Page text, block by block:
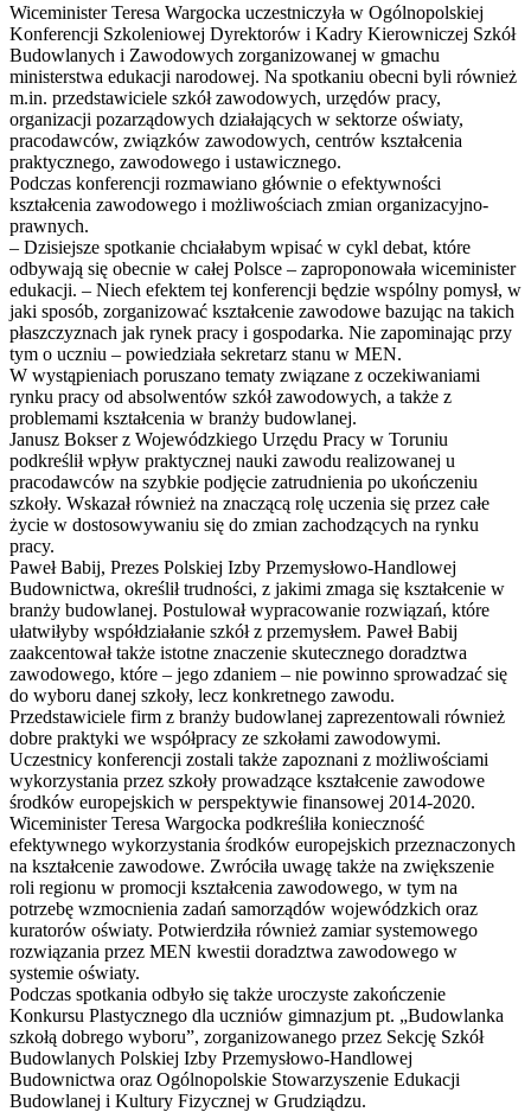
Wiceminister Teresa Wargocka uczestniczyła w Ogólnopolskiej
Konferencji Szkoleniowej Dyrektorów i Kadry Kierowniczej Szkół
Budowlanych i Zawodowych zorganizowanej w gmachu
ministerstwa edukacji narodowej. Na spotkaniu obecni byli również
m.in. przedstawiciele szkół zawodowych, urzędów pracy,
organizacji pozarządowych działających w sektorze oświaty,
pracodawców, związków zawodowych, centrów kształcenia
praktycznego, zawodowego i ustawicznego.
Podczas konferencji rozmawiano głównie o efektywności
kształcenia zawodowego i możliwościach zmian organizacyjno-
prawnych.
– Dzisiejsze spotkanie chciałabym wpisać w cykl debat, które
odbywają się obecnie w całej Polsce – zaproponowała wiceminister
edukacji. – Niech efektem tej konferencji będzie wspólny pomysł, w
jaki sposób, zorganizować kształcenie zawodowe bazując na takich
płaszczyznach jak rynek pracy i gospodarka. Nie zapominając przy
tym o uczniu – powiedziała sekretarz stanu w MEN.
W wystąpieniach poruszano tematy związane z oczekiwaniami
rynku pracy od absolwentów szkół zawodowych, a także z
problemami kształcenia w branży budowlanej.
Janusz Bokser z Wojewódzkiego Urzędu Pracy w Toruniu
podkreślił wpływ praktycznej nauki zawodu realizowanej u
pracodawców na szybkie podjęcie zatrudnienia po ukończeniu
szkoły. Wskazał również na znaczącą rolę uczenia się przez całe
życie w dostosowywaniu się do zmian zachodzących na rynku
pracy.
Paweł Babij, Prezes Polskiej Izby Przemysłowo-Handlowej
Budownictwa, określił trudności, z jakimi zmaga się kształcenie w
branży budowlanej. Postulował wypracowanie rozwiązań, które
ułatwiłyby współdziałanie szkół z przemysłem. Paweł Babij
zaakcentował także istotne znaczenie skutecznego doradztwa
zawodowego, które – jego zdaniem – nie powinno sprowadzać się
do wyboru danej szkoły, lecz konkretnego zawodu.
Przedstawiciele firm z branży budowlanej zaprezentowali również
dobre praktyki we współpracy ze szkołami zawodowymi.
Uczestnicy konferencji zostali także zapoznani z możliwościami
wykorzystania przez szkoły prowadzące kształcenie zawodowe
środków europejskich w perspektywie finansowej 2014-2020.
Wiceminister Teresa Wargocka podkreśliła konieczność
efektywnego wykorzystania środków europejskich przeznaczonych
na kształcenie zawodowe. Zwróciła uwagę także na zwiększenie
roli regionu w promocji kształcenia zawodowego, w tym na
potrzebę wzmocnienia zadań samorządów wojewódzkich oraz
kuratorów oświaty. Potwierdziła również zamiar systemowego
rozwiązania przez MEN kwestii doradztwa zawodowego w
systemie oświaty.
Podczas spotkania odbyło się także uroczyste zakończenie
Konkursu Plastycznego dla uczniów gimnazjum pt. „Budowlanka
szkołą dobrego wyboru”, zorganizowanego przez Sekcję Szkół
Budowlanych Polskiej Izby Przemysłowo-Handlowej
Budownictwa oraz Ogólnopolskie Stowarzyszenie Edukacji
Budowlanej i Kultury Fizycznej w Grudziądzu.